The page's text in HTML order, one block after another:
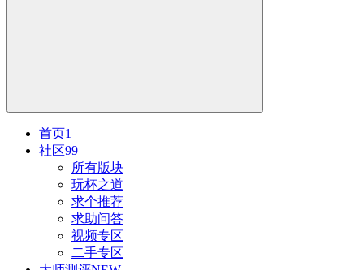
首页1
社区99
所有版块
玩杯之道
求个推荐
求助问答
视频专区
二手专区